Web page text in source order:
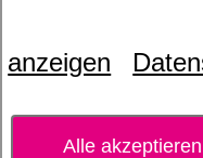
anzeigen
Alle akzeptieren